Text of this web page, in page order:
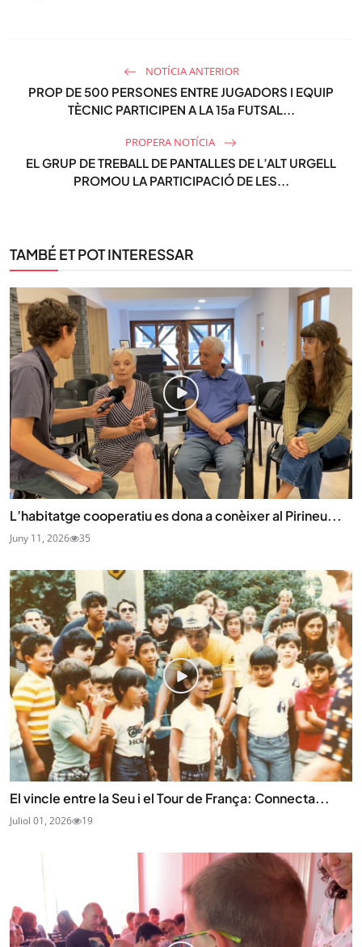
NOTÍCIA ANTERIOR
PROP DE 500 PERSONES ENTRE JUGADORS I EQUIP
TÈCNIC PARTICIPEN A LA 15a FUTSAL...
PROPERA NOTÍCIA
EL GRUP DE TREBALL DE PANTALLES DE L’ALT URGELL
PROMOU LA PARTICIPACIÓ DE LES...
TAMBÉ ET POT INTERESSAR
L’habitatge cooperatiu es dona a conèixer al Pirineu...
Juny 11, 2026 35
El vincle entre la Seu i el Tour de França: Connecta...
Juliol 01, 2026 19